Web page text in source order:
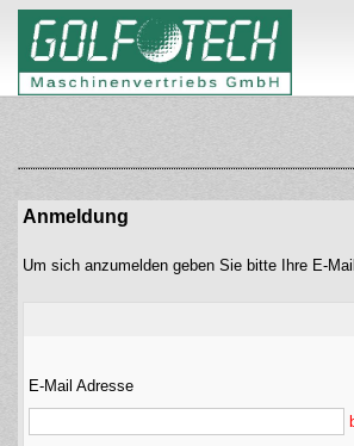
Anmeldung
Um sich anzumelden geben Sie bitte Ihre E-
E-Mail Adresse